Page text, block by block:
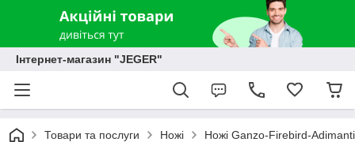
Інтернет-магазин "JEGER"
Товари та послуги Ножі Ножі Ganzo-Firebird-Adimanti